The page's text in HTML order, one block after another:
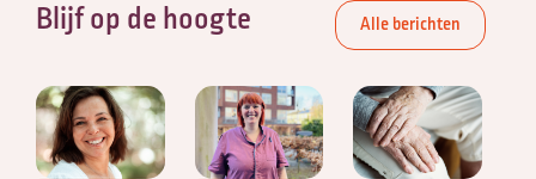
Blijf op de hoogte Alle berichten